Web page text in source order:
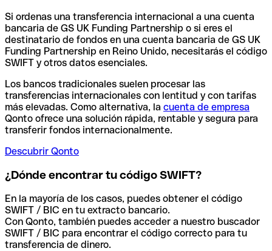
Si ordenas una transferencia internacional a una cuenta
bancaria de GS UK Funding Partnership o si eres el
destinatario de fondos en una cuenta bancaria de GS UK
Funding Partnership en Reino Unido, necesitarás el código
SWIFT y otros datos esenciales.
Los bancos tradicionales suelen procesar las
transferencias internacionales con lentitud y con tarifas
más elevadas. Como alternativa, la cuenta de empresa
Qonto ofrece una solución rápida, rentable y segura para
transferir fondos internacionalmente.
Descubrir Qonto
¿Dónde encontrar tu código SWIFT?
En la mayoría de los casos, puedes obtener el código
SWIFT / BIC en tu extracto bancario.
Con Qonto, también puedes acceder a nuestro buscador
SWIFT / BIC para encontrar el código correcto para tu
transferencia de dinero.